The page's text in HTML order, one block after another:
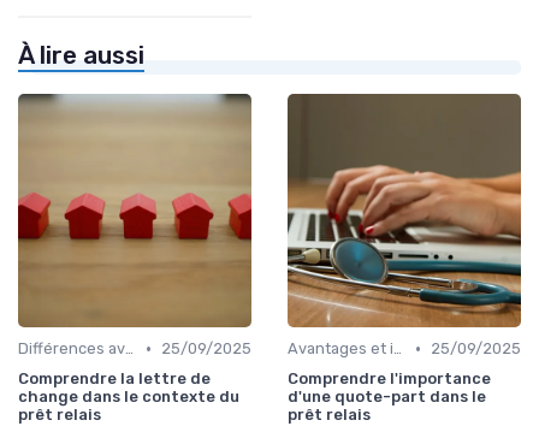
À lire aussi
Différences avec d'autres prêts immobiliers •
25/09/2025
Comprendre la lettre de
change dans le contexte du
prêt relais
Avantages et inconvénients •
25/09/2025
Comprendre l'importance
d'une quote-part dans le
prêt relais